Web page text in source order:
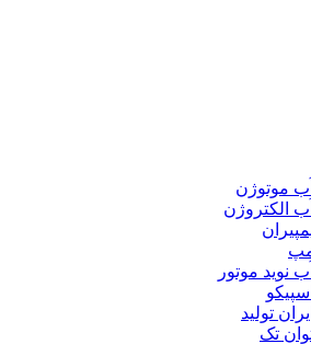
موتوژن
الکتروژن
نوید موتور
تولید
تک